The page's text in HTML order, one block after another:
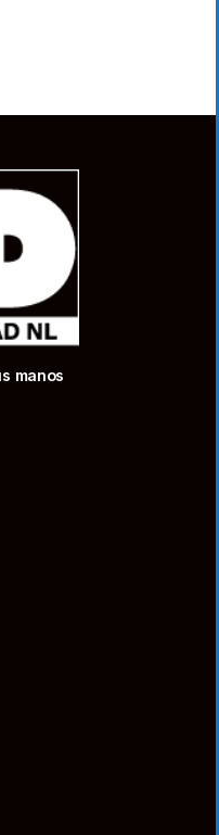
manos